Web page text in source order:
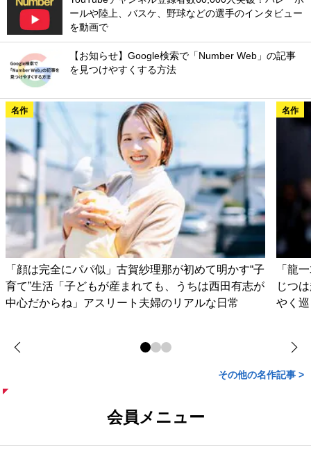
ールや陸上、バスケ、野球などの選手のインタビュー
を動画で
【お知らせ】Google検索で「Number Web」の記事
を見つけやすくする方法
名作
「顔は完全にパパ似」古賀紗理那が初めて明かす“子
育て”生活「子どもが産まれても、うちは西田有志が
中心だからね」アスリート夫婦のリアルな日常
名作
「龍
じつ
やく
その他の名作記事 >
会員メニュー